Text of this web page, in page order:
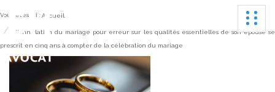
Vous êtes ici :Accueil
L’annulation du mariage pour erreur sur les qualités essentielles de son épouse se
prescrit en cinq ans à compter de la célébration du mariage